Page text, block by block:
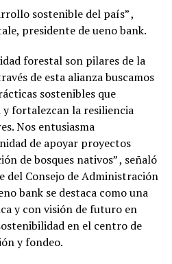
sostenible del país” ,
presidente de ueno bank.
forestal son pilares de la
de esta alianza buscamos
sostenibles que
fortalezcan la resiliencia
Nos entusiasma
de apoyar proyectos
de bosques nativos” , señaló
del Consejo de Administración
bank se destaca como una
y con visión de futuro en
en el centro de
y fondeo.